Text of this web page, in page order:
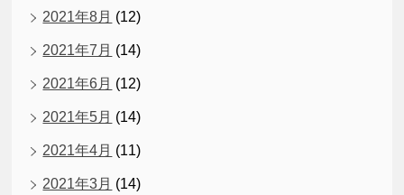
2021年8月 (12)
2021年7月 (14)
2021年6月 (12)
2021年5月 (14)
2021年4月 (11)
2021年3月 (14)